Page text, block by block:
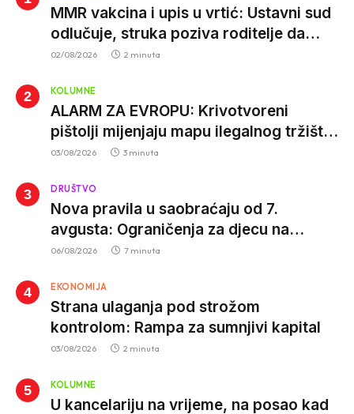
MMR vakcina i upis u vrtić: Ustavni sud
odlučuje, struka poziva roditelje da
vjeruju nauci
02/08/2026 2 minuta
KOLUMNE
ALARM ZA EVROPU: Krivotvoreni
pištolji mijenjaju mapu ilegalnog tržišta,
istrage ukazuju na proizvodnju van EU
03/08/2026 3 minuta
DRUŠTVO
Nova pravila u saobraćaju od 7.
avgusta: Ograničenja za djecu na
trotinetima i mlade vozače, veće kazne
06/08/2026 7 minuta
EKONOMIJA
Strana ulaganja pod strožom
kontrolom: Rampa za sumnjivi kapital
03/08/2026 2 minuta
KOLUMNE
U kancelariju na vrijeme, na posao kad